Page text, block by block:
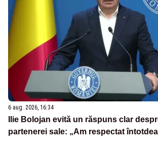
6 aug. 2026, 16:34
Ilie Bolojan evită un răspuns clar
partenerei sale: „Am respectat